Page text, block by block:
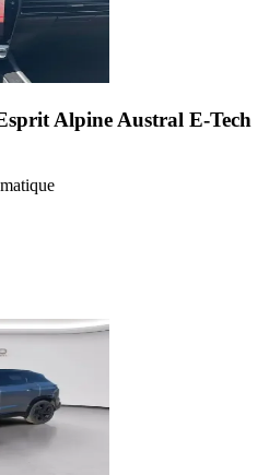
Alpine Austral E-Tech